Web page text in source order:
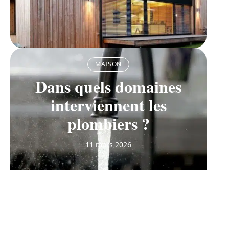
MAISON
Dans quels domaines
interviennent les
plombiers ?
11 mars 2026